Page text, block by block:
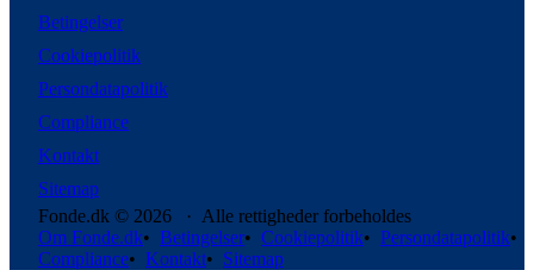
Betingelser
Cookiepolitik
Persondatapolitik
Compliance
Kontakt
Sitemap
Fonde.dk © 2026 · Alle rettigheder forbeholdes
Om Fonde.dk• Betingelser• Cookiepolitik• Persondatapolitik•
Compliance• Kontakt• Sitemap